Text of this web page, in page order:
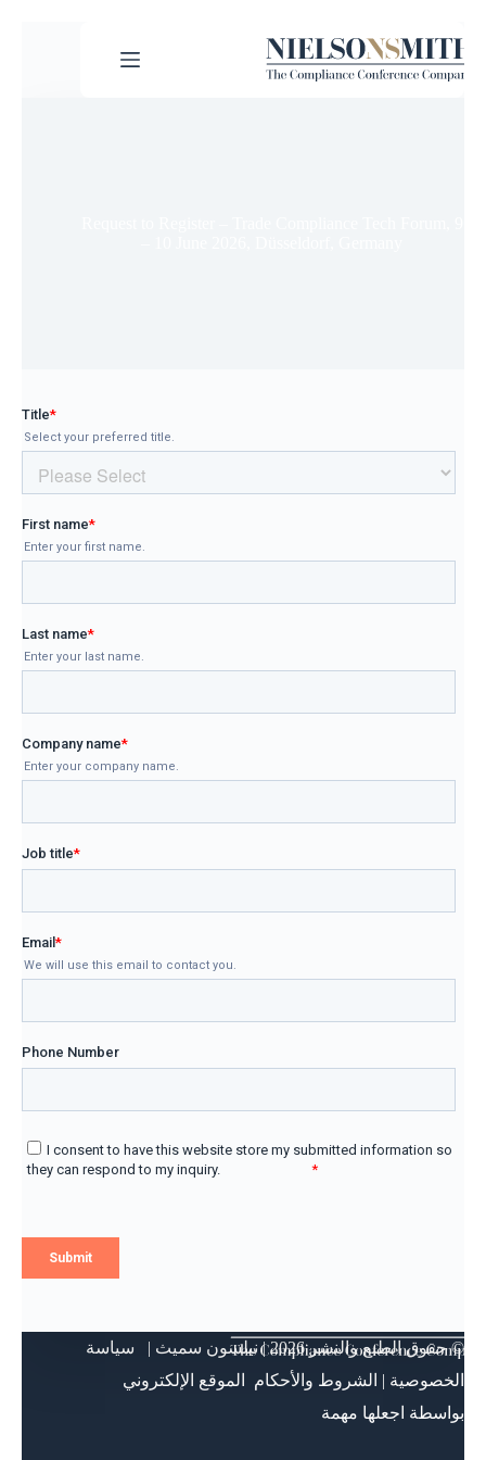
© حقوق الطبع والنشر2026 | نيلسون سميث |
سياسة
الخصوصية | الشروط والأحكام
الموقع الإلكتروني
بواسطة اجعلها مهمة